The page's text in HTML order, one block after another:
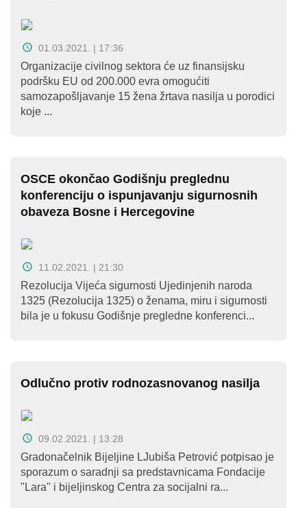
01.03.2021. | 17:36
Organizacije civilnog sektora će uz finansijsku
podršku EU od 200.000 evra omogućiti
samozapošljavanje 15 žena žrtava nasilja u porodici
koje ...
OSCE okončao Godišnju preglednu
konferenciju o ispunjavanju sigurnosnih
obaveza Bosne i Hercegovine
11.02.2021. | 21:30
Rezolucija Vijeća sigurnosti Ujedinjenih naroda
1325 (Rezolucija 1325) o ženama, miru i sigurnosti
bila je u fokusu Godišnje pregledne konferenci...
Odlučno protiv rodnozasnovanog nasilja
09.02.2021. | 13:28
Gradonačelnik Bijeljine LJubiša Petrović potpisao je
sporazum o saradnji sa predstavnicama Fondacije
"Lara" i bijeljinskog Centra za socijalni ra...